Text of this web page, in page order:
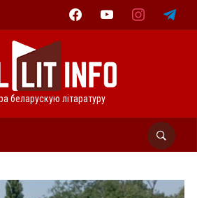
facebookyoutube instagramtelegram
беларускую літаратуру